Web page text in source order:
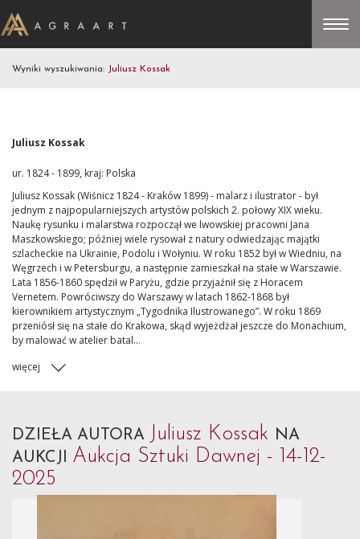
Wyniki wyszukiwania: Juliusz Kossak
Juliusz Kossak
ur. 1824 - 1899, kraj: Polska
Juliusz Kossak (Wiśnicz 1824 - Kraków 1899) - malarz i ilustrator - był
jednym z najpopularniejszych artystów polskich 2. połowy XIX wieku.
Naukę rysunku i malarstwa rozpoczął we lwowskiej pracowni Jana
Maszkowskiego; później wiele rysował z natury odwiedzając majątki
szlacheckie na Ukrainie, Podolu i Wołyniu. W roku 1852 był w Wiedniu, na
Węgrzech i w Petersburgu, a następnie zamieszkał na stałe w Warszawie.
Lata 1856-1860 spędził w Paryżu, gdzie przyjaźnił się z Horacem
Vernetem. Powróciwszy do Warszawy w latach 1862-1868 był
kierownikiem artystycznym „Tygodnika Ilustrowanego”. W roku 1869
przeniósł się na stałe do Krakowa, skąd wyjeżdżał jeszcze do Monachium,
by malować w atelier batal...
więcej
DZIEŁA AUTORA Juliusz Kossak NA
AUKCJI Aukcja Sztuki Dawnej - 14-12-
2025